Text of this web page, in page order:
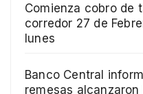
Comienza cobro de
corredor 27 de
lunes
Banco Central
remesas alcanzaron